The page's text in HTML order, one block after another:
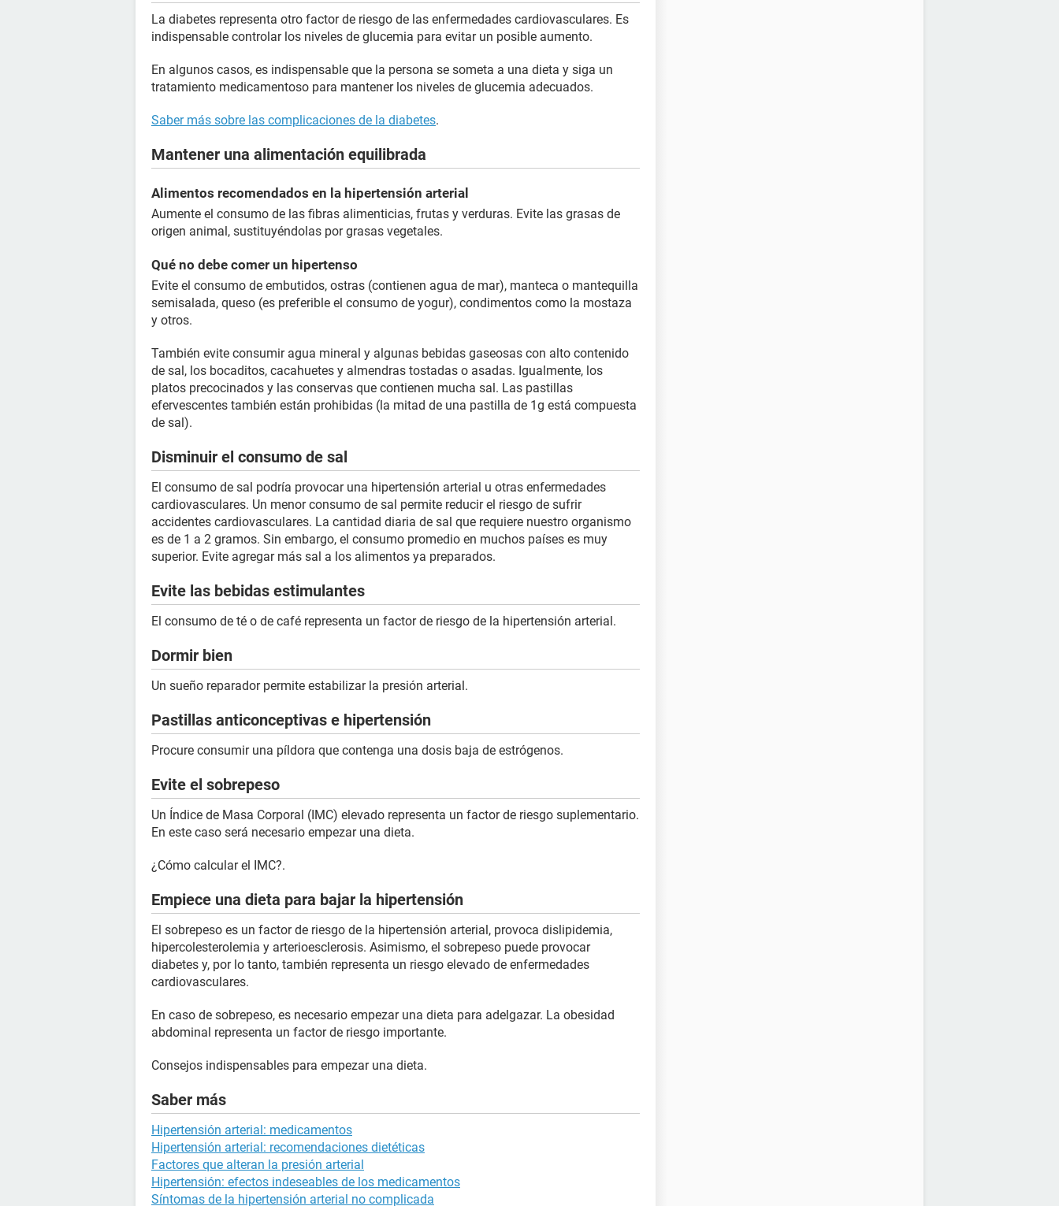
La diabetes representa otro factor de riesgo de las enfermedades cardiovasculares. Es
indispensable controlar los niveles de glucemia para evitar un posible aumento.
En algunos casos, es indispensable que la persona se someta a una dieta y siga un
tratamiento medicamentoso para mantener los niveles de glucemia adecuados.
Saber más sobre las complicaciones de la diabetes.
Mantener una alimentación equilibrada
Alimentos recomendados en la hipertensión arterial
Aumente el consumo de las fibras alimenticias, frutas y verduras. Evite las grasas de
origen animal, sustituyéndolas por grasas vegetales.
Qué no debe comer un hipertenso
Evite el consumo de embutidos, ostras (contienen agua de mar), manteca o mantequilla
semisalada, queso (es preferible el consumo de yogur), condimentos como la mostaza
y otros.
También evite consumir agua mineral y algunas bebidas gaseosas con alto contenido
de sal, los bocaditos, cacahuetes y almendras tostadas o asadas. Igualmente, los
platos precocinados y las conservas que contienen mucha sal. Las pastillas
efervescentes también están prohibidas (la mitad de una pastilla de 1g está compuesta
de sal).
Disminuir el consumo de sal
El consumo de sal podría provocar una hipertensión arterial u otras enfermedades
cardiovasculares. Un menor consumo de sal permite reducir el riesgo de sufrir
accidentes cardiovasculares. La cantidad diaria de sal que requiere nuestro organismo
es de 1 a 2 gramos. Sin embargo, el consumo promedio en muchos países es muy
superior. Evite agregar más sal a los alimentos ya preparados.
Evite las bebidas estimulantes
El consumo de té o de café representa un factor de riesgo de la hipertensión arterial.
Dormir bien
Un sueño reparador permite estabilizar la presión arterial.
Pastillas anticonceptivas e hipertensión
Procure consumir una píldora que contenga una dosis baja de estrógenos.
Evite el sobrepeso
Un Índice de Masa Corporal (IMC) elevado representa un factor de riesgo suplementario.
En este caso será necesario empezar una dieta.
¿Cómo calcular el IMC?.
Empiece una dieta para bajar la hipertensión
El sobrepeso es un factor de riesgo de la hipertensión arterial, provoca dislipidemia,
hipercolesterolemia y arterioesclerosis. Asimismo, el sobrepeso puede provocar
diabetes y, por lo tanto, también representa un riesgo elevado de enfermedades
cardiovasculares.
En caso de sobrepeso, es necesario empezar una dieta para adelgazar. La obesidad
abdominal representa un factor de riesgo importante.
Consejos indispensables para empezar una dieta.
Saber más
Hipertensión arterial: medicamentos
Hipertensión arterial: recomendaciones dietéticas
Factores que alteran la presión arterial
Hipertensión: efectos indeseables de los medicamentos
Síntomas de la hipertensión arterial no complicada